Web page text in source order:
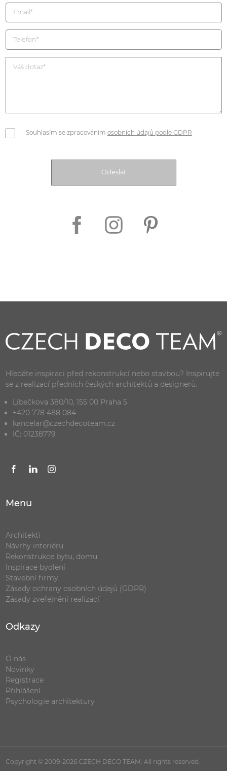
Souhlasím se zpracováním osobních údajů podle GDPR
Hledáte inspiraci před rekonstrukcí nebo stavbou? Inspirujte
se z realizací předních českých architektů a designerů.
Libečkova 380/10, 155 00 Praha 5
+420 778 488 084
kancelar@czechdecoteam.cz
IČ: 01238779
Menu
Architekti
Návrhy interiéru
Rekonstrukce bytu, domu
Inspirace bydlení
Stavební firmy
Zásady ochrany osobních údajů (GDPR)
Zásady zveřejnění realizací
Odkazy
O nás
Novinky
Registrace
Přihlášení
Psychologie architektury
Copyright © 2009-2026 CZECH DECO TEAM. All rights reserved.